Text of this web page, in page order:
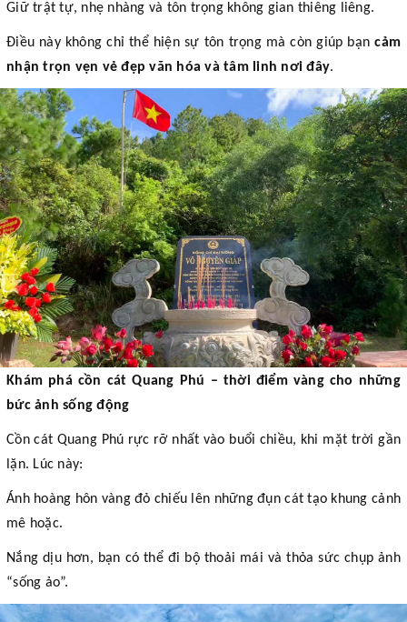
Giữ trật tự, nhẹ nhàng và tôn trọng không gian thiêng liêng.
Điều này không chỉ thể hiện sự tôn trọng mà còn giúp bạncảm
nhận trọn vẹn vẻ đẹp văn hóa và tâm linh nơi đây.
Khám phá cồn cát Quang Phú – thời điểm vàng cho những
bức ảnh sống động
Cồn cát Quang Phú rực rỡ nhất vào buổi chiều, khi mặt trời gần
lặn. Lúc này:
Ánh hoàng hôn vàng đỏ chiếu lên những đụn cát tạo khung cảnh
mê hoặc.
Nắng dịu hơn, bạn có thể đi bộ thoải mái và thỏa sức chụp ảnh
“sống ảo”.